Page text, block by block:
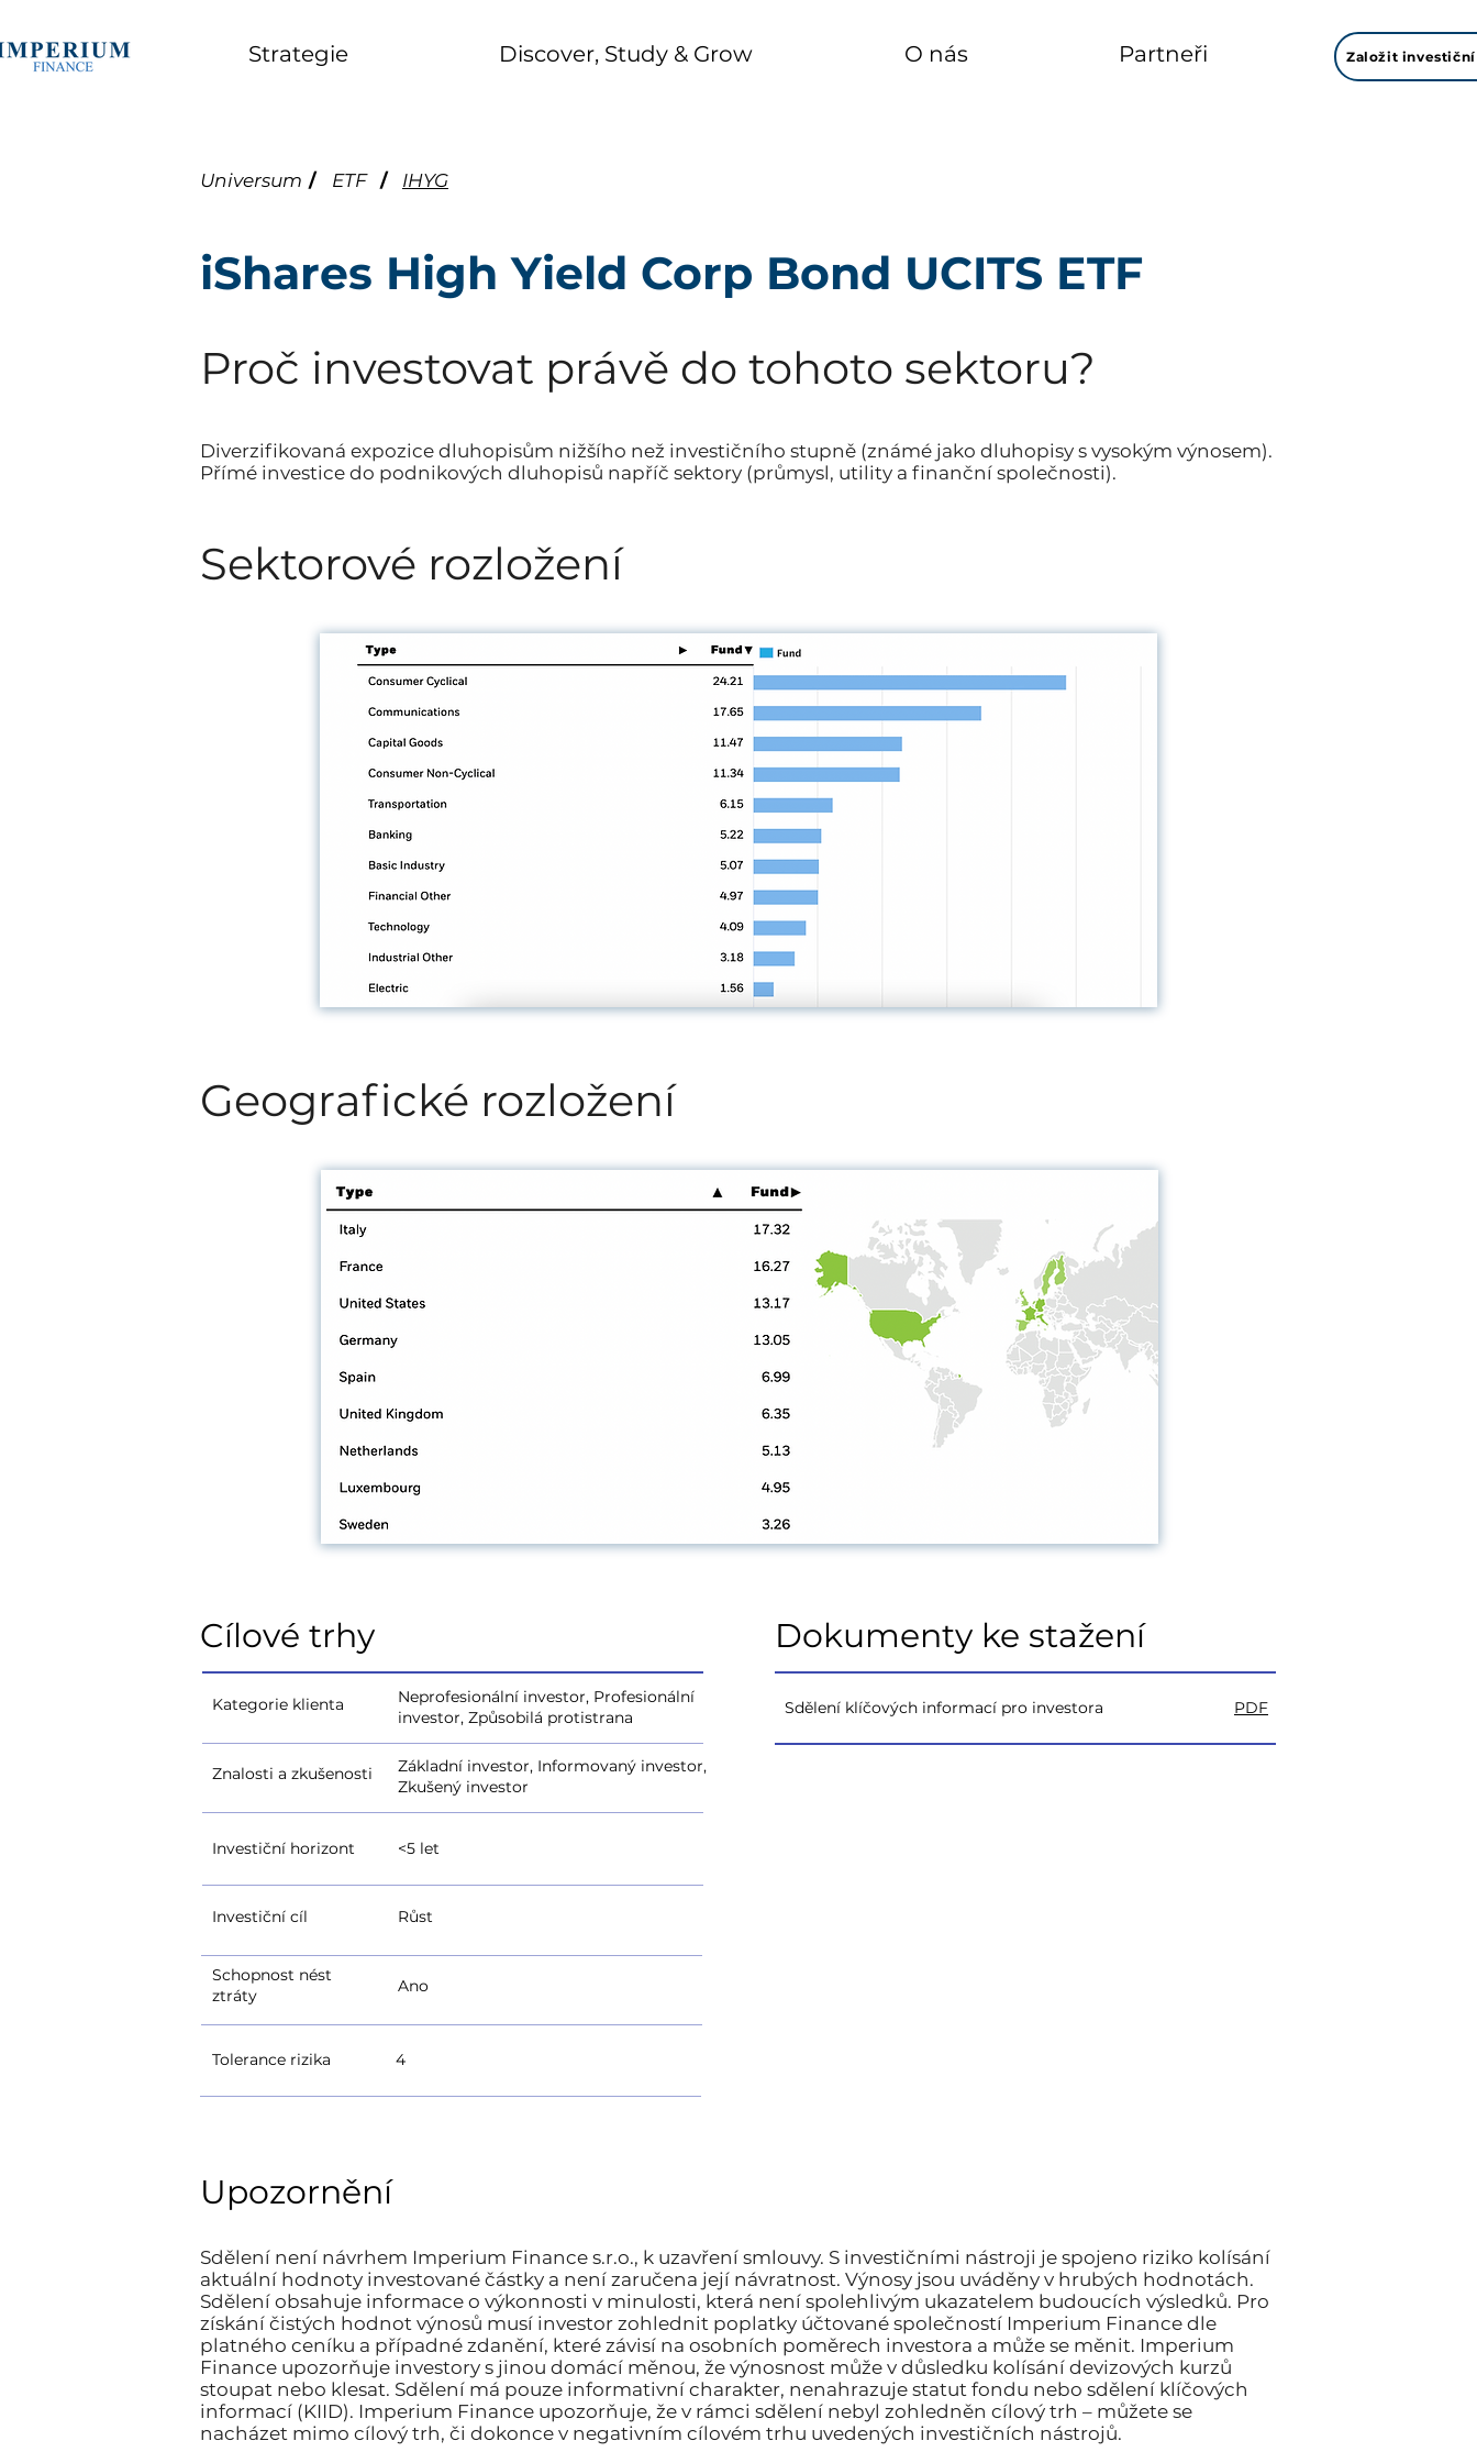
Strategie Discover, Study & Grow O nás Partneři Založit
Universum / ETF / IHYG
iShares High Yield Corp Bond UCITS ETF
Proč investovat právě do tohoto sektoru?
Diverzifikovaná expozice dluhopisům nižšího než investičního stupně (známé jako dluhopisy s vysokým výnosem).
Přímé investice do podnikových dluhopisů napříč sektory (průmysl, utility a finanční společnosti).
Sektorové rozložení
Geografické rozložení
Cílové trhy Dokumenty ke stažení
Kategorie klienta
Neprofesionální investor, Profesionální
investor, Způsobilá protistrana
Znalosti a zkušenosti
Základní investor, Informovaný investor,
Zkušený investor
Investiční horizont <5 let
Investiční cíl Růst
Schopnost nést
ztráty
Ano
Tolerance rizika 4
Sdělení klíčových informací pro investora PDF
Upozornění
Sdělení není návrhem Imperium Finance s.r.o., k uzavření smlouvy. S investičními nástroji je spojeno riziko kolísání
aktuální hodnoty investované částky a není zaručena její návratnost. Výnosy jsou uváděny v hrubých hodnotách.
Sdělení obsahuje informace o výkonnosti v minulosti, která není spolehlivým ukazatelem budoucích výsledků. Pro
získání čistých hodnot výnosů musí investor zohlednit poplatky účtované společností Imperium Finance dle
platného ceníku a případné zdanění, které závisí na osobních poměrech investora a může se měnit. Imperium
Finance upozorňuje investory s jinou domácí měnou, že výnosnost může v důsledku kolísání devizových kurzů
stoupat nebo klesat. Sdělení má pouze informativní charakter, nenahrazuje statut fondu nebo sdělení klíčových
informací (KIID). Imperium Finance upozorňuje, že v rámci sdělení nebyl zohledněn cílový trh – můžete se
nacházet mimo cílový trh, či dokonce v negativním cílovém trhu uvedených investičních nástrojů.